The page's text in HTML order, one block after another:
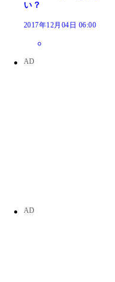
い？
2017年12月04日 06:00